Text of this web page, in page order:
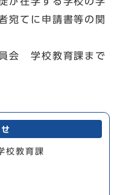
宛てに申請書等の関
会 学校教育課まで
校教育課